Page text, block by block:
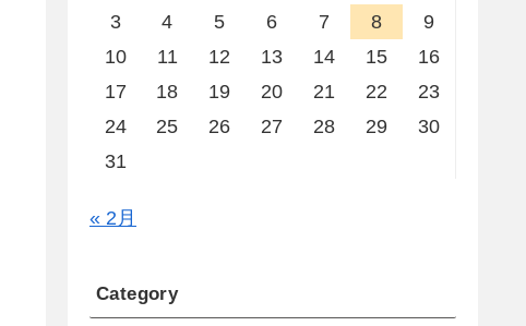
3
4 5 6 7 8
9
10
11 12 13 14 15
16
17
18 19 20 21 22
23
24
25 26 27 28 29
30
31
« 2月
Category